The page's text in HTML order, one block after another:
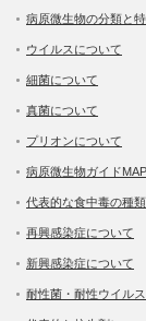
病原微生物の分類と
ウイルスについて
細菌について
真菌について
プリオンについて
病原微生物ガイドMAP
代表的な食中毒の種
再興感染症について
新興感染症について
耐性菌・耐性ウイル